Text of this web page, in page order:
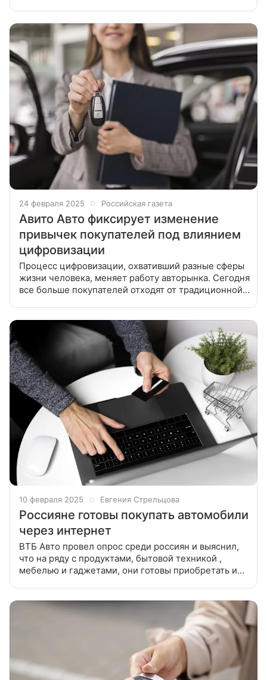
автомобильные дилеры» (РоАД) ввести
24 февраля 2025 Российская газета
Авито Авто фиксирует изменение
привычек покупателей под влиянием
цифровизации
Процесс цифровизации, охвативший разные сферы
жизни человека, меняет работу авторынка. Сегодня
все больше покупателей отходят от традиционной
10 февраля 2025 Евгения Стрельцова
Россияне готовы покупать автомобили
через интернет
ВТБ Авто провел опрос среди россиян и выяснил,
что на ряду с продуктами, бытовой техникой ,
мебелью и гаджетами, они готовы приобретать и